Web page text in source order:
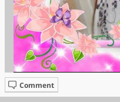
Comment